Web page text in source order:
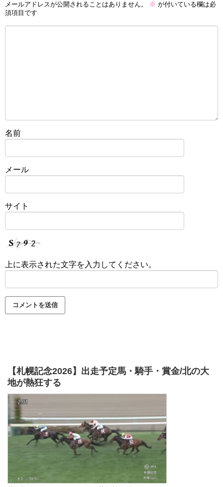
メールアドレスが公開されることはありません。 ※ が付いている欄は必
須項目です
名前
メール
サイト
上に表示された文字を入力してください。
【札幌記念2026】出走予定馬・騎手・賞金/北の大
地が熱狂する